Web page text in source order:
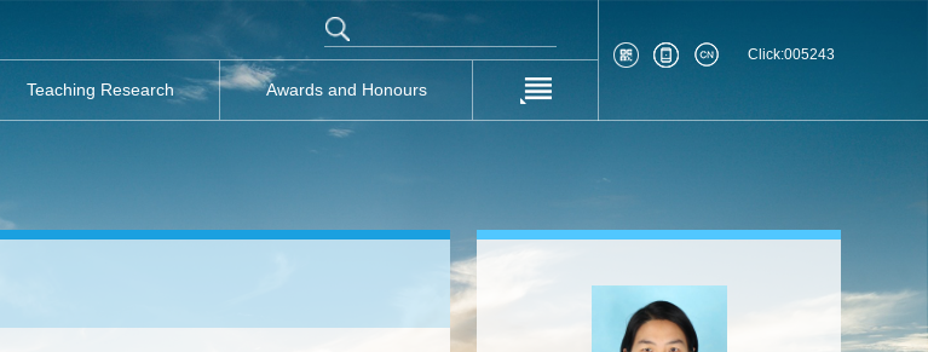
Teaching Research Awards and Honours
Click:005243